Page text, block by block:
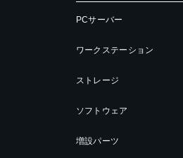
PCサーバー
ワークステーション
ストレージ
ソフトウェア
増設パーツ